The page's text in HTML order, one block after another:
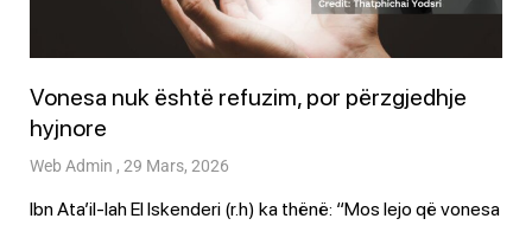
Vonesa nuk është refuzim, por përzgjedhje
hyjnore
Web Admin 29 Mars, 2026
Ibn Ata’il-lah El Iskenderi (r.h) ka thënë: “Mos lejo që vonesa